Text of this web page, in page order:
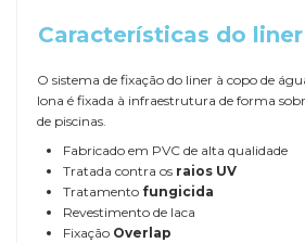
Características do
O sistema de fixação do liner à copo de
lona é fixada à infraestrutura de forma
de piscinas.
Fabricado em PVC de alta qualidade
Tratada contra os raios UV
Tratamento fungicida
Revestimento de laca
Fixação Overlap